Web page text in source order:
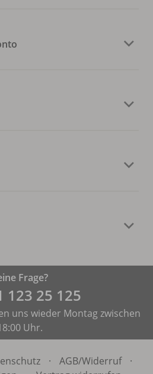
Frage?
­123 25 125
uns wieder Montag zwischen
Uhr.
· AGB/Widerruf
·